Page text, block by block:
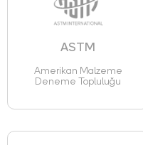
ASTM
Amerikan Malzeme
Deneme Topluluğu